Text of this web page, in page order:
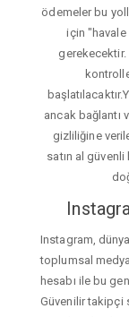
ödemeler bu
için "havale
gerekecektir.
ancak bağlantı
gizliliğine
satın al
Instagram,
toplumsal
hesabı ile bu
Güvenilir takipçi